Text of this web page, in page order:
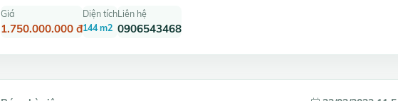
Giá
1.750.000.000 đ
Diện tích
144 m2
Liên hệ
0906543468